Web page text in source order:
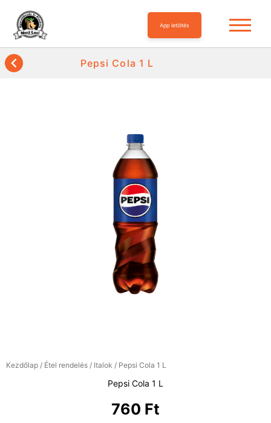
App letöltés
Pepsi Cola 1 L
Kezdőlap / Étel rendelés / Italok / Pepsi Cola 1 L
Pepsi Cola 1 L
760 Ft